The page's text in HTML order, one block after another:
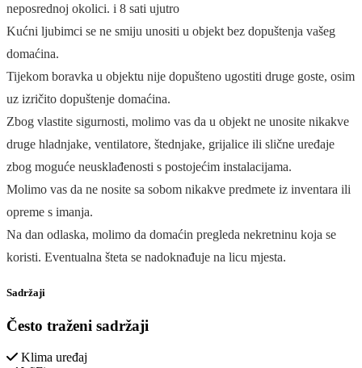
neposrednoj okolici. i 8 sati ujutro
Kućni ljubimci se ne smiju unositi u objekt bez dopuštenja vašeg
domaćina.
Tijekom boravka u objektu nije dopušteno ugostiti druge goste, osim
uz izričito dopuštenje domaćina.
Zbog vlastite sigurnosti, molimo vas da u objekt ne unosite nikakve
druge hladnjake, ventilatore, štednjake, grijalice ili slične uređaje
zbog moguće neusklađenosti s postojećim instalacijama.
Molimo vas da ne nosite sa sobom nikakve predmete iz inventara ili
opreme s imanja.
Na dan odlaska, molimo da domaćin pregleda nekretninu koja se
koristi. Eventualna šteta se nadoknađuje na licu mjesta.
Sadržaji
Često traženi sadržaji
Klima uređaj